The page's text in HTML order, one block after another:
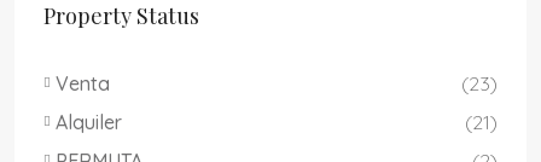
Property Status
Venta
(23)
Alquiler
(21)